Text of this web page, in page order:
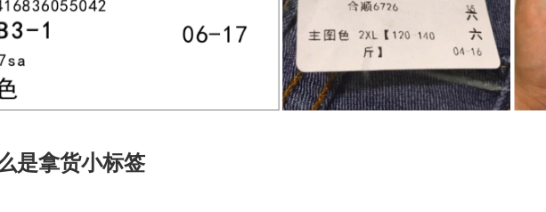
是拿货小标签